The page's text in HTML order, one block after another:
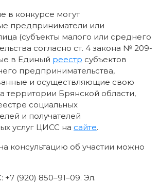
в конкурсе могут
предприниматели или
(субъекты малого или среднего
согласно ст. 4 закона № 209-
в Единый реестр субъектов
предпринимательства,
и осуществляющие свою
территории Брянской области,
социальных
и получателей
услуг ЦИСС на сайте.
консультацию об участии можно
(920) 850–91–09. Эл.